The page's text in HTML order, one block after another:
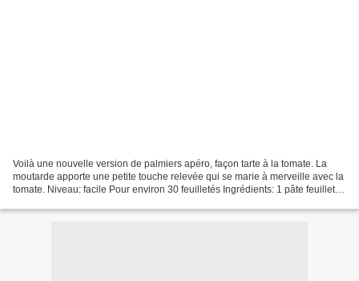
Voilà une nouvelle version de palmiers apéro, façon tarte à la tomate. La
moutarde apporte une petite touche relevée qui se marie à merveille avec la
tomate. Niveau: facile Pour environ 30 feuilletés Ingrédients: 1 pâte feuilletée